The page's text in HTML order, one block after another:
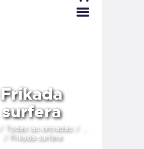
Frikada
surfera
Todas las entradas
Frikada surfera